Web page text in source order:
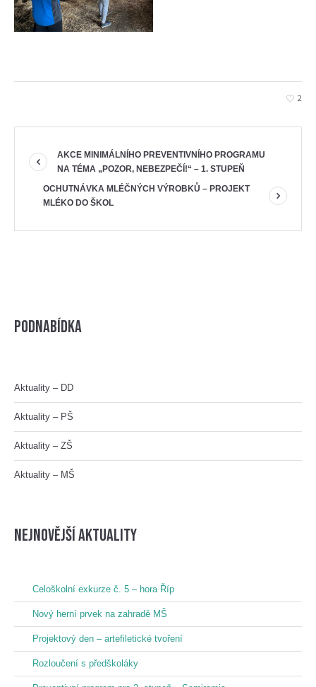
2
AKCE MINIMÁLNÍHO PREVENTIVNÍHO PROGRAMU
NA TÉMA „POZOR, NEBEZPEČÍ!“ – 1. STUPEŇ
OCHUTNÁVKA MLÉČNÝCH VÝROBKŮ – PROJEKT
MLÉKO DO ŠKOL
Podnabídka
Aktuality – DD
Aktuality – PŠ
Aktuality – ZŠ
Aktuality – MŠ
nejnovější aktuality
Celoškolní exkurze č. 5 – hora Říp
Nový herní prvek na zahradě MŠ
Projektový den – artefiletické tvoření
Rozloučení s předškoláky